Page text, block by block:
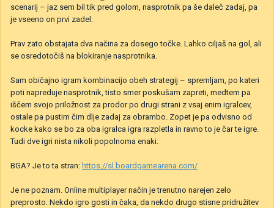
scenarij – jaz sem bil tik pred golom, nasprotnik pa še daleč zadaj, pa
je vseeno on prvi zadel.
Prav zato obstajata dva načina za dosego točke. Lahko ciljaš na gol, ali
se osredotočiš na blokiranje nasprotnika.
Sam običajno igram kombinacijo obeh strategij – spremljam, po kateri
poti napreduje nasprotnik, tisto smer poskušam zapreti, medtem pa
iščem svojo priložnost za prodor po drugi strani z vsaj enim igralcev,
ostale pa pustim čim dlje zadaj za obrambo. Zopet je pa odvisno od
kocke kako se bo za oba igralca igra razpletla in ravno to je čar te igre.
Tudi dve igri nista nikoli popolnoma enaki.
BGA? Je to ta stran: https://sl.boardgamearena.com/
Je ne poznam. Online multiplayer način je trenutno narejen zelo
preprosto. Nekdo igro gosti in čaka, da nekdo drugo stisne pridružitev